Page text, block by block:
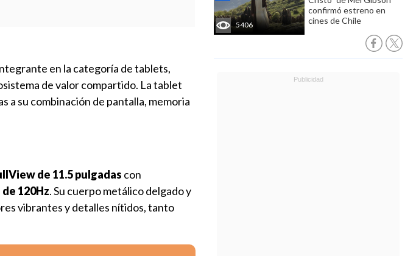
5406
confirmó estreno en
cines de Chile
en la categoría de tablets,
de valor compartido. La tablet
a su combinación de pantalla, memoria
de 11.5 pulgadas con
120Hz. Su cuerpo metálico delgado y
vibrantes y detalles nítidos, tanto